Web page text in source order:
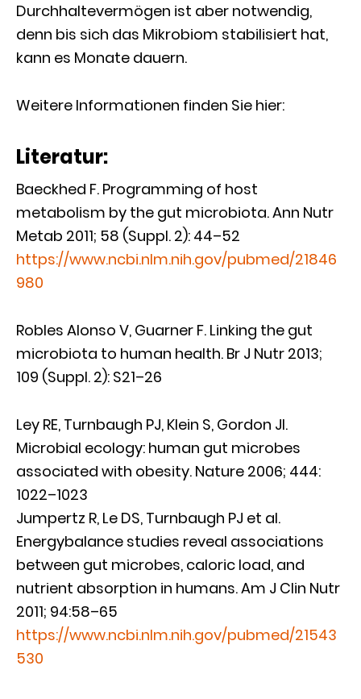
Durchhaltevermögen ist aber notwendig,
denn bis sich das Mikrobiom stabilisiert hat,
kann es Monate dauern.
Weitere Informationen finden Sie hier:
Literatur:
Baeckhed F. Programming of host
metabolism by the gut microbiota. Ann Nutr
Metab 2011; 58 (Suppl. 2): 44–52
https://www.ncbi.nlm.nih.gov/pubmed/21846
980
Robles Alonso V, Guarner F. Linking the gut
microbiota to human health. Br J Nutr 2013;
109 (Suppl. 2): S21–26
Ley RE, Turnbaugh PJ, Klein S, Gordon JI.
Microbial ecology: human gut microbes
associated with obesity. Nature 2006; 444:
1022–1023
Jumpertz R, Le DS, Turnbaugh PJ et al.
Energybalance studies reveal associations
between gut microbes, caloric load, and
nutrient absorption in humans. Am J Clin Nutr
2011; 94:58–65
https://www.ncbi.nlm.nih.gov/pubmed/21543
530